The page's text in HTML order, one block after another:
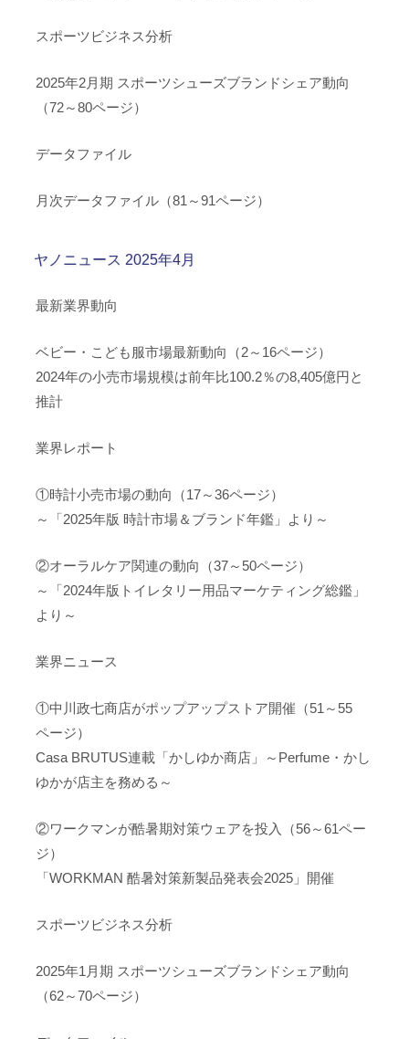
スポーツビジネス分析
2025年2月期 スポーツシューズブランドシェア動向
（72～80ページ）
データファイル
月次データファイル（81～91ページ）
ヤノニュース 2025年4月
最新業界動向
ベビー・こども服市場最新動向（2～16ページ）
2024年の小売市場規模は前年比100.2％の8,405億円と
推計
業界レポート
①時計小売市場の動向（17～36ページ）
～「2025年版 時計市場＆ブランド年鑑」より～
②オーラルケア関連の動向（37～50ページ）
～「2024年版トイレタリー用品マーケティング総鑑」
より～
業界ニュース
①中川政七商店がポップアップストア開催（51～55
ページ）
Casa BRUTUS連載「かしゆか商店」～Perfume・かし
ゆかが店主を務める～
②ワークマンが酷暑期対策ウェアを投入（56～61ペー
ジ）
「WORKMAN 酷暑対策新製品発表会2025」開催
スポーツビジネス分析
2025年1月期 スポーツシューズブランドシェア動向
（62～70ページ）